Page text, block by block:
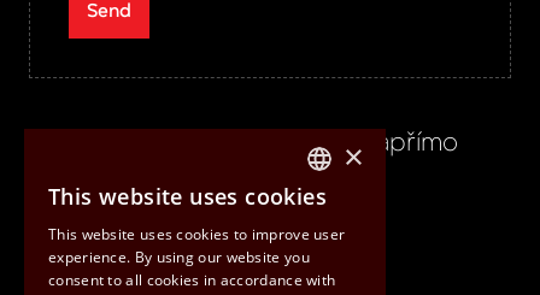
Send
Nebo se můžeme spojit napřímo
Back to ibg.cz
CZECH
ENGLISH
HUNGARIAN
×
This website uses cookies
This website uses cookies to improve user
experience. By using our website you
consent to all cookies in accordance with